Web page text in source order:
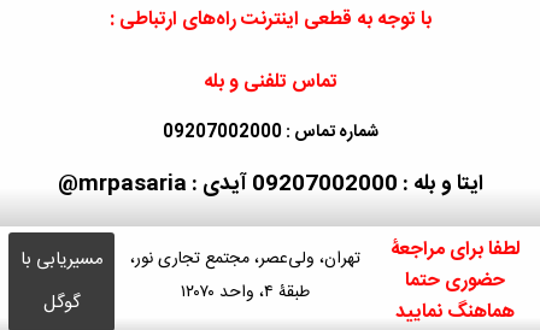
با توجه به قطعی اینترنت راه‌های ارتباطی :
تماس تلفنی و بله
شماره تماس : 09207002000
ایتا و بله : 09207002000 آیدی : mrpasaria@
لطفا برای مراجعۀ
حضوری حتما
هماهنگ نمایید
تهران، ولی‌عصر، مجتمع تجاری نور،
طبقۀ ۴، واحد ۱۲۰۷۰
مسیریابی با
گوگل